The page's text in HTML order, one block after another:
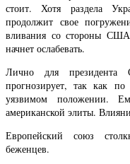
стоит. Хотя раздела
продолжит свое
вливания со стороны США
начнет ослабевать.
Лично для
прогнозирует, так как
уязвимом положении.
американской элиты.
Европейский союз
беженцев.